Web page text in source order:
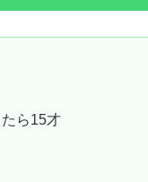
ら15才